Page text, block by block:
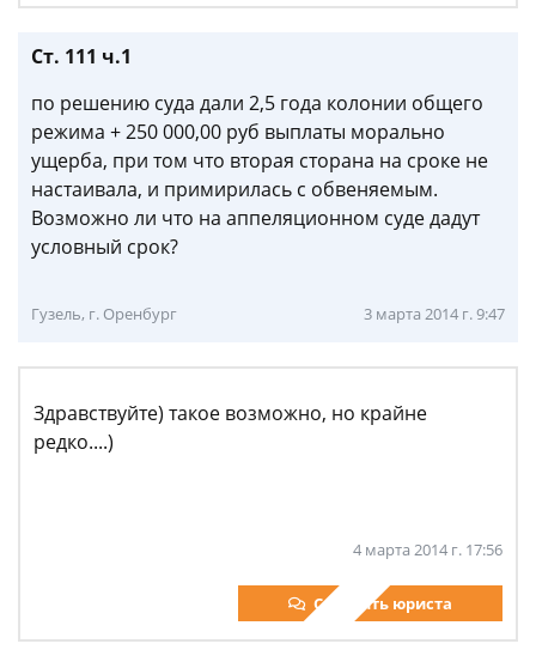
Ст. 111 ч.1
по решению суда дали 2,5 года колонии общего
режима + 250 000,00 руб выплаты морально
ущерба, при том что вторая сторана на сроке не
настаивала, и примирилась с обвеняемым.
Возможно ли что на аппеляционном суде дадут
условный срок?
Гузель, г. Оренбург 3 марта 2014 г. 9:47
Здравствуйте) такое возможно, но крайне
редко....)
4 марта 2014 г. 17:56
Спросить юриста